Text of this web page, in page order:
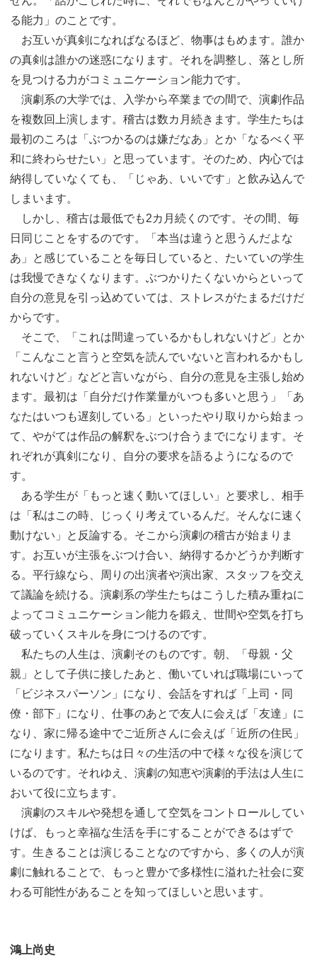
る能力」のことです。
お互いが真剣になればなるほど、物事はもめます。誰か
の真剣は誰かの迷惑になります。それを調整し、落とし所
を見つける力がコミュニケーション能力です。
演劇系の大学では、入学から卒業までの間で、演劇作品
を複数回上演します。稽古は数カ月続きます。学生たちは
最初のころは「ぶつかるのは嫌だなあ」とか「なるべく平
和に終わらせたい」と思っています。そのため、内心では
納得していなくても、「じゃあ、いいです」と飲み込んで
しまいます。
しかし、稽古は最低でも2カ月続くのです。その間、毎
日同じことをするのです。「本当は違うと思うんだよな
あ」と感じていることを毎日していると、たいていの学生
は我慢できなくなります。ぶつかりたくないからといって
自分の意見を引っ込めていては、ストレスがたまるだけだ
からです。
そこで、「これは間違っているかもしれないけど」とか
「こんなこと言うと空気を読んでいないと言われるかもし
れないけど」などと言いながら、自分の意見を主張し始め
ます。最初は「自分だけ作業量がいつも多いと思う」「あ
なたはいつも遅刻している」といったやり取りから始まっ
て、やがては作品の解釈をぶつけ合うまでになります。そ
れぞれが真剣になり、自分の要求を語るようになるので
す。
ある学生が「もっと速く動いてほしい」と要求し、相手
は「私はこの時、じっくり考えているんだ。そんなに速く
動けない」と反論する。そこから演劇の稽古が始まりま
す。お互いが主張をぶつけ合い、納得するかどうか判断す
る。平行線なら、周りの出演者や演出家、スタッフを交え
て議論を続ける。演劇系の学生たちはこうした積み重ねに
よってコミュニケーション能力を鍛え、世間や空気を打ち
破っていくスキルを身につけるのです。
私たちの人生は、演劇そのものです。朝、「母親・父
親」として子供に接したあと、働いていれば職場にいって
「ビジネスパーソン」になり、会話をすれば「上司・同
僚・部下」になり、仕事のあとで友人に会えば「友達」に
なり、家に帰る途中でご近所さんに会えば「近所の住民」
になります。私たちは日々の生活の中で様々な役を演じて
いるのです。それゆえ、演劇の知恵や演劇的手法は人生に
おいて役に立ちます。
演劇のスキルや発想を通して空気をコントロールしてい
けば、もっと幸福な生活を手にすることができるはずで
す。生きることは演じることなのですから、多くの人が演
劇に触れることで、もっと豊かで多様性に溢れた社会に変
わる可能性があることを知ってほしいと思います。
鴻上尚史